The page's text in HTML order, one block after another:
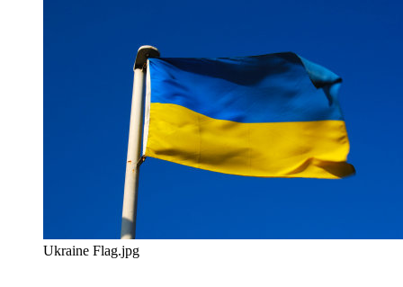
Ukraine Flag.jpg